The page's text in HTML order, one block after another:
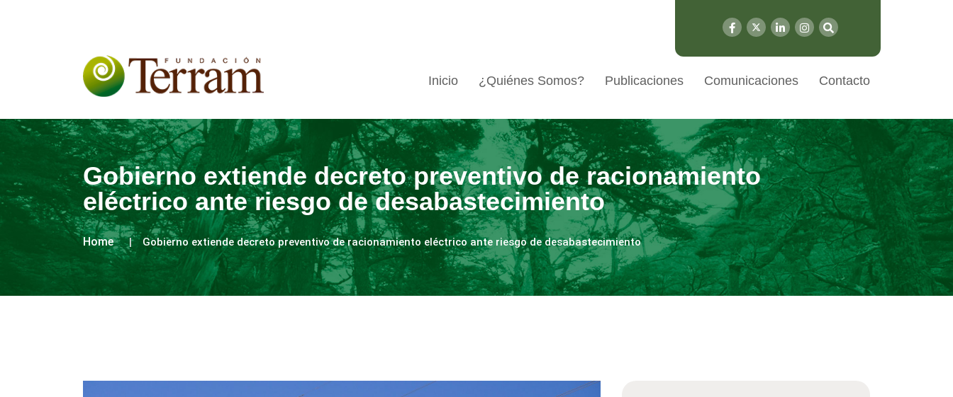
Inicio ¿Quiénes Somos? Publicaciones Comunicaciones Contacto
Gobierno extiende decreto preventivo de racionamiento
eléctrico ante riesgo de desabastecimiento
Home Gobierno extiende decreto preventivo de racionamiento eléctrico ante riesgo de desabastecimiento